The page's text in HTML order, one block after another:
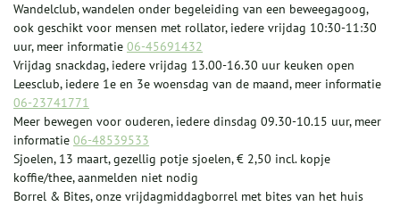
Wandelclub, wandelen onder begeleiding van een beweegagoog,
ook geschikt voor mensen met rollator, iedere vrijdag 10:30-11:30
uur, meer informatie 06-45691432
Vrijdag snackdag, iedere vrijdag 13.00-16.30 uur keuken open
Leesclub, iedere 1e en 3e woensdag van de maand, meer informatie
06-23741771
Meer bewegen voor ouderen, iedere dinsdag 09.30-10.15 uur, meer
informatie 06-48539533
Sjoelen, 13 maart, gezellig potje sjoelen, € 2,50 incl. kopje
koffie/thee, aanmelden niet nodig
Borrel & Bites, onze vrijdagmiddagborrel met bites van het huis